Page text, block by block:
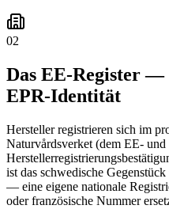
02
Das EE-Register —
EPR-Identität
Hersteller registrieren sich im
Naturvårdsverket (dem EE- und
ist das schwedische Gegenstück
— eine eigene nationale
oder französische Nummer